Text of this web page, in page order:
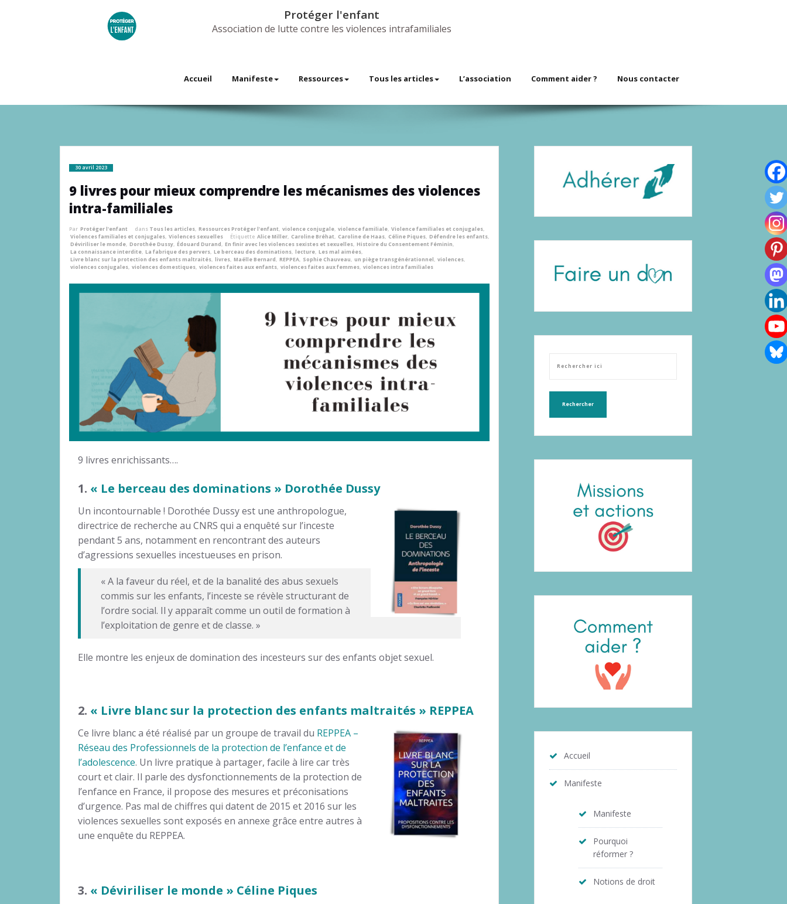
Protéger l'enfant
Association de lutte contre les violences intrafamiliales
Accueil Manifeste Ressources Tous les articles L’association Comment aider ? Nous contacter
30 avril 2023
9 livres pour mieux comprendre les mécanismes des violences
intra-familiales
Par Protéger l'enfant dans Tous les articles, Ressources Protéger l'enfant, violence conjugale, violence familiale, Violence familiales et conjugales,
Violences familiales et conjugales, Violences sexuelles Étiquette Alice Miller, Caroline Bréhat, Caroline de Haas, Céline Piques, Défendre les enfants,
Déviriliser le monde, Dorothée Dussy, Édouard Durand, En finir avec les violences sexistes et sexuelles, Histoire du Consentement Féminin,
La connaissance interdite, La fabrique des pervers, Le berceau des dominations, lecture, Les mal aimées,
Livre blanc sur la protection des enfants maltraités, livres, Maëlle Bernard, REPPEA, Sophie Chauveau, un piège transgénérationnel, violences,
violences conjugales, violences domestiques, violences faites aux enfants, violences faites aux femmes, violences intra familiales
9 livres enrichissants….
1. « Le berceau des dominations » Dorothée Dussy
Un incontournable ! Dorothée Dussy est une anthropologue,
directrice de recherche au CNRS qui a enquêté sur l’inceste
pendant 5 ans, notamment en rencontrant des auteurs
d’agressions sexuelles incestueuses en prison.
« A la faveur du réel, et de la banalité des abus sexuels
commis sur les enfants, l’inceste se révèle structurant de
l’ordre social. Il y apparaît comme un outil de formation à
l’exploitation de genre et de classe. »
Elle montre les enjeux de domination des incesteurs sur des enfants objet sexuel.
2. « Livre blanc sur la protection des enfants maltraités » REPPEA
Ce livre blanc a été réalisé par un groupe de travail du REPPEA –
Réseau des Professionnels de la protection de l’enfance et de
l’adolescence. Un livre pratique à partager, facile à lire car très
court et clair. Il parle des dysfonctionnements de la protection de
l’enfance en France, il propose des mesures et préconisations
d’urgence. Pas mal de chiffres qui datent de 2015 et 2016 sur les
violences sexuelles sont exposés en annexe grâce entre autres à
une enquête du REPPEA.
3. « Déviriliser le monde » Céline Piques
Accueil
Manifeste
Manifeste
Pourquoi
réformer ?
Notions de droit